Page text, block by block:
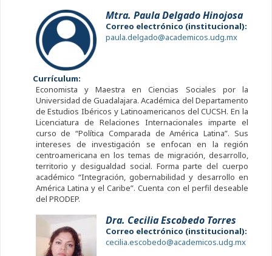
Mtra. Paula Delgado Hinojosa
Correo electrónico (institucional):
paula.delgado@academicos.udg.mx
Currículum:
Economista y Maestra en Ciencias Sociales por la
Universidad de Guadalajara. Académica del Departamento
de Estudios Ibéricos y Latinoamericanos del CUCSH. En la
Licenciatura de Relaciones Internacionales imparte el
curso de “Política Comparada de América Latina”. Sus
intereses de investigación se enfocan en la región
centroamericana en los temas de migración, desarrollo,
territorio y desigualdad social. Forma parte del cuerpo
académico “Integración, gobernabilidad y desarrollo en
América Latina y el Caribe”. Cuenta con el perfil deseable
del PRODEP.
Dra. Cecilia Escobedo Torres
Correo electrónico (institucional):
cecilia.escobedo@academicos.udg.mx